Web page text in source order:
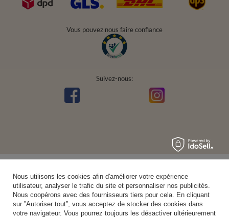
Vous pouvez nous faire confiance
Suivez-nous:
Nous utilisons les cookies afin d'améliorer votre expérience
utilisateur, analyser le trafic du site et personnaliser nos publicités.
Nous coopérons avec des fournisseurs tiers pour cela. En cliquant
sur ”Autoriser tout”, vous acceptez de stocker des cookies dans
votre navigateur. Vous pourrez toujours les désactiver ultérieurement